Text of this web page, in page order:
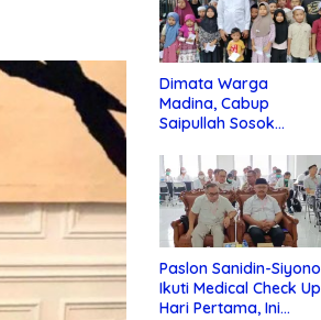
Dimata Warga
Madina, Cabup
Saipullah Sosok
Anak Yatim
Paslon Sanidin-Siyono
Ikuti Medical Check Up
Hari Pertama, Ini